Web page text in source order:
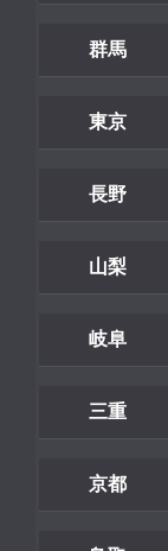
群馬
東京
長野
山梨
岐阜
三重
京都